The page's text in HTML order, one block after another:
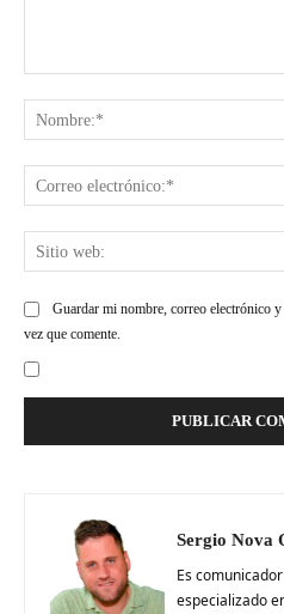
Guardar mi nombre, correo electrónico
vez que comente.
Sergio Nova
Es
especializado